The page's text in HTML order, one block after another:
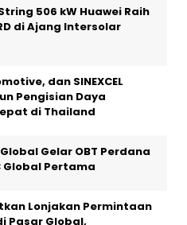
506 kW Huawei Raih
di Ajang Intersolar
dan SINEXCEL
Pengisian Daya
di Thailand
Gelar OBT Perdana
Global Pertama
Lonjakan Permintaan
Pasar Global,